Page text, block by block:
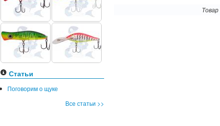
Статьи
Поговорим о щуке
Все статьи >>